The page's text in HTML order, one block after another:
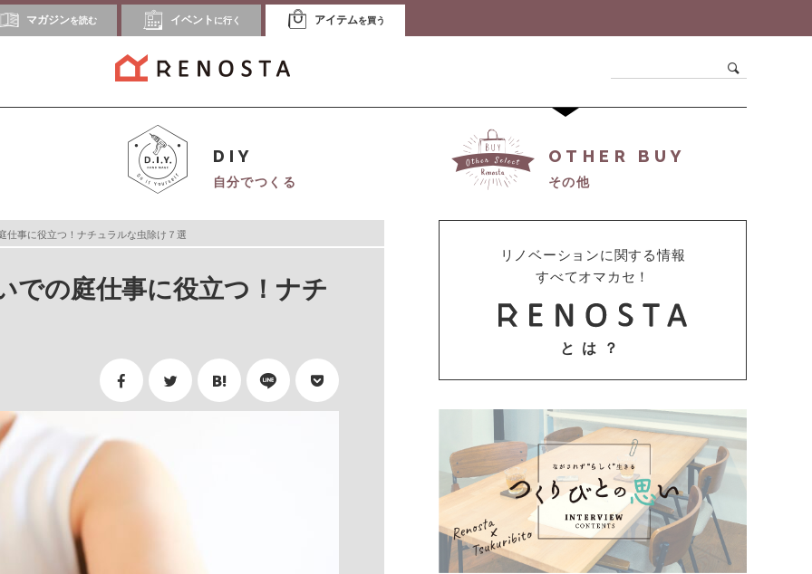
マガジンを読む イベント に行く アイテムを買う
DIY
自分でつくる
OTHER BUY
その他
仕事に役立つ！ナチュラルな虫除け７選
での庭仕事に役立つ！ナチ
リノベーションに関する情報
すべてオマカセ！
とは？